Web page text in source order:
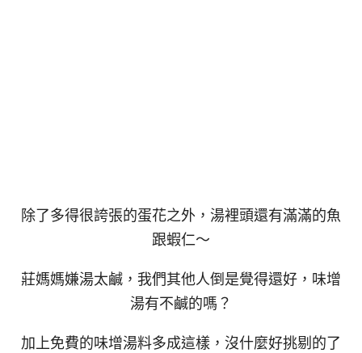
除了多得很誇張的蛋花之外，湯裡頭還有滿滿的魚
跟蝦仁～
莊媽媽嫌湯太鹹，我們其他人倒是覺得還好，味增
湯有不鹹的嗎？
加上免費的味增湯料多成這樣，沒什麼好挑剔的了